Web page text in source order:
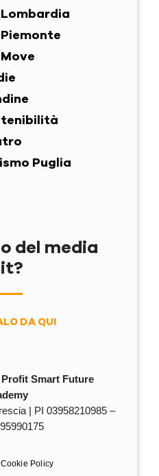
Lombardia
Puglia
del media
DA QUI
Smart Future
| PI 03958210985 –
Cookie Policy